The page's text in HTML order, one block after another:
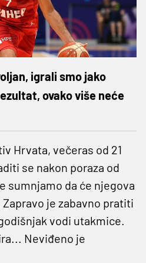
igrali smo jako
ovako više neće
Hrvata, večeras od 21
se nakon poraza od
sumnjamo da će njegova
je zabavno pratiti
vodi utakmice.
Neviđeno je